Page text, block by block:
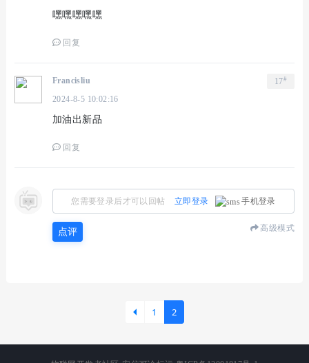
嘿嘿嘿嘿嘿
回复
17#
Francisliu
2024-8-5 10:02:16
加油出新品
回复
您需要登录后才可以回帖 立即登录 手机登录
点评 高级模式
1 2